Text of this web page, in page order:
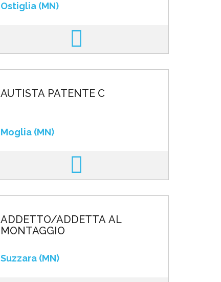
Ostiglia (MN)
AUTISTA PATENTE C
Moglia (MN)
ADDETTO/ADDETTA AL
MONTAGGIO
Suzzara (MN)